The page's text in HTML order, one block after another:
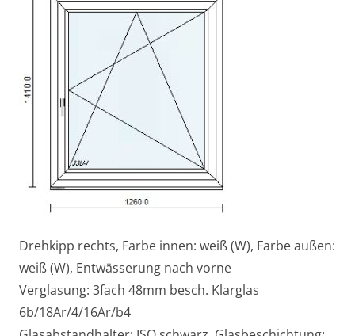
Drehkipp rechts, Farbe innen: weiß (W), Farbe außen:
weiß (W), Entwässerung nach vorne
Verglasung: 3fach 48mm besch. Klarglas
6b/18Ar/4/16Ar/b4